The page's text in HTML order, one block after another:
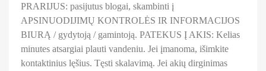
PRARIJUS: pasijutus blogai, skambinti į
APSINUODIJIMŲ KONTROLĖS IR INFORMACIJOS
BIURĄ / gydytoją / gamintoją. PATEKUS Į AKIS: Kelias
minutes atsargiai plauti vandeniu. Jei įmanoma, išimkite
kontaktinius lęšius. Tęsti skalavimą. Jei akių dirginimas